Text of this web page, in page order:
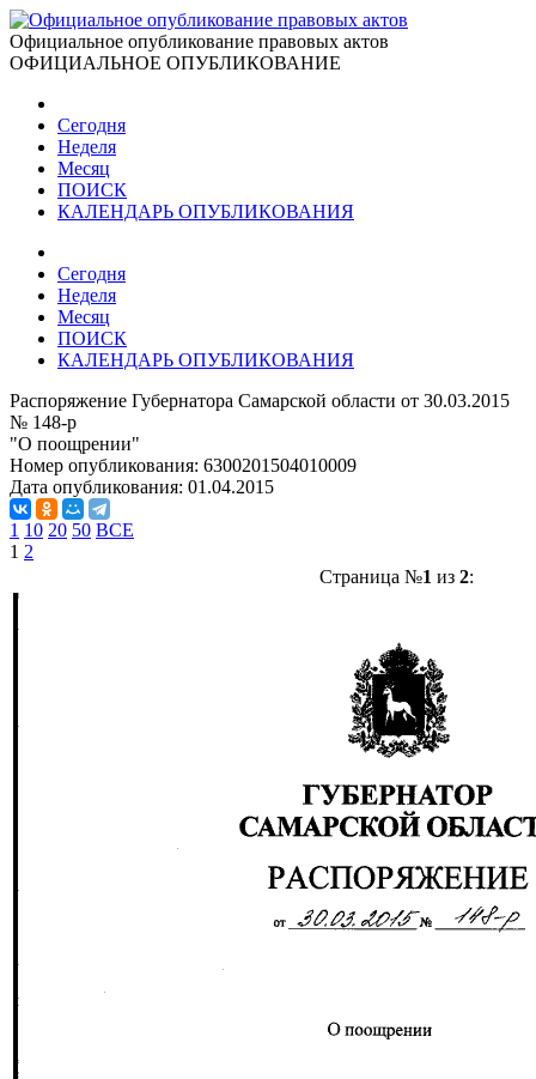
Официальное опубликование правовых актов
ОФИЦИАЛЬНОЕ ОПУБЛИКОВАНИЕ
Сегодня
Неделя
Месяц
ПОИСК
КАЛЕНДАРЬ ОПУБЛИКОВАНИЯ
Сегодня
Неделя
Месяц
ПОИСК
КАЛЕНДАРЬ ОПУБЛИКОВАНИЯ
Распоряжение Губернатора Самарской области от 30.03.2015
№ 148-р
"О поощрении"
Номер опубликования: 6300201504010009
Дата опубликования: 01.04.2015
1 10 20 50 ВСЕ
1 2
Страница №1 из 2: